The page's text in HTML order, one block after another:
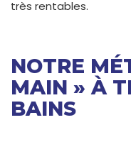
très rentables.
NOTRE
MAIN » À
BAINS